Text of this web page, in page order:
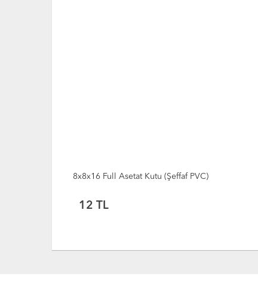
8x8x16 Altın Yaldızlı Fuşya Altı Kartonlu Asetat
12.50